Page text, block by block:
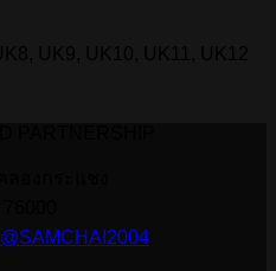
@SAMCHAI2004